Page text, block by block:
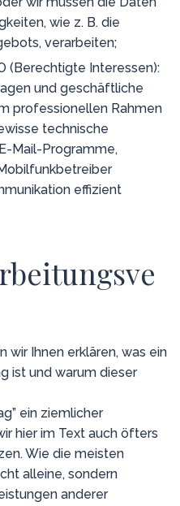
wie z. B. die
verarbeiten;
(Berechtigte Interessen):
und geschäftliche
professionellen Rahmen
technische
Mail-Programme,
effizient
wir Ihnen erklären, was ein
ist und warum dieser
ein ziemlicher
hier im Text auch öfters
Wie die meisten
alleine, sondern
anderer